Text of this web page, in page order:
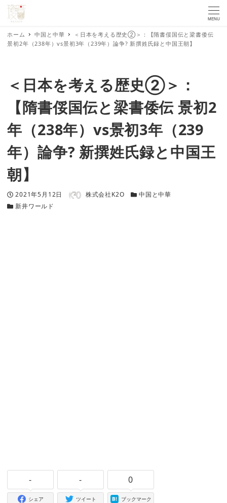
MENU
ホーム 中国と中華
＜日本を考える歴史➁＞：【隋書俀国伝と梁書倭伝
景初2年（238年）vs景初3年（239年）論争? 新撰姓氏録と中国王朝】
＜日本を考える歴史➁＞：
【隋書俀国伝と梁書倭伝 景初2
年（238年）vs景初3年（239
年）論争? 新撰姓氏録と中国王
朝】
投稿日
2021年5月12日 著者 株式会社K2O カテゴリー
中国と中華
カテゴリー
新井ワールド
-
シェア
-
ツイート
0
ブックマーク